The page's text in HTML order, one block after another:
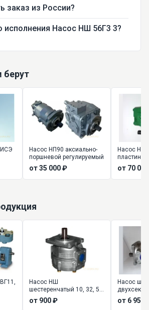
заказ из России?
исполнения Насос НШ 56Г3 3?
берут
ИСЭ
Насос НП90 аксиально-
поршневой регулируемый
от 35 000 ₽
Насос
от 70
Насос НШ
шестеренчатый 10, 32, 50,
100, 250 (шестеренный)
от 900 ₽
Насос
от 6 955